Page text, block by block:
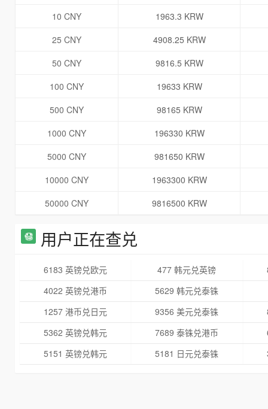
10 CNY
1963.3 KRW
25 CNY
4908.25 KRW
50 CNY
9816.5 KRW
100 CNY
19633 KRW
500 CNY
98165 KRW
1000 CNY
196330 KRW
5000 CNY
981650 KRW
10000 CNY
1963300 KRW
50000 CNY
9816500 KRW
用户正在查兑
6183 英镑兑欧元 477 韩元兑英镑
4022 英镑兑港币
5629 韩元兑泰铢
1257 港币兑日元
9356 美元兑泰铢
5362 英镑兑韩元
7689 泰铢兑港币
5151 英镑兑韩元
5181 日元兑泰铢